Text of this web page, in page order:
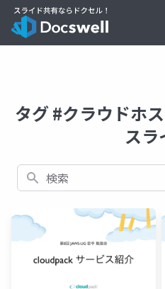
タグ #クラウドホ
スラ
検索